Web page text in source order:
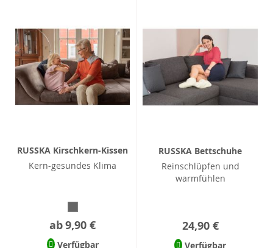
RUSSKA Kirschkern-Kissen
Kern-gesundes Klima
ab9,90 €
Verfügbar
RUSSKA Bettschuhe
Reinschlüpfen und
warmfühlen
24,90 €
Verfügbar